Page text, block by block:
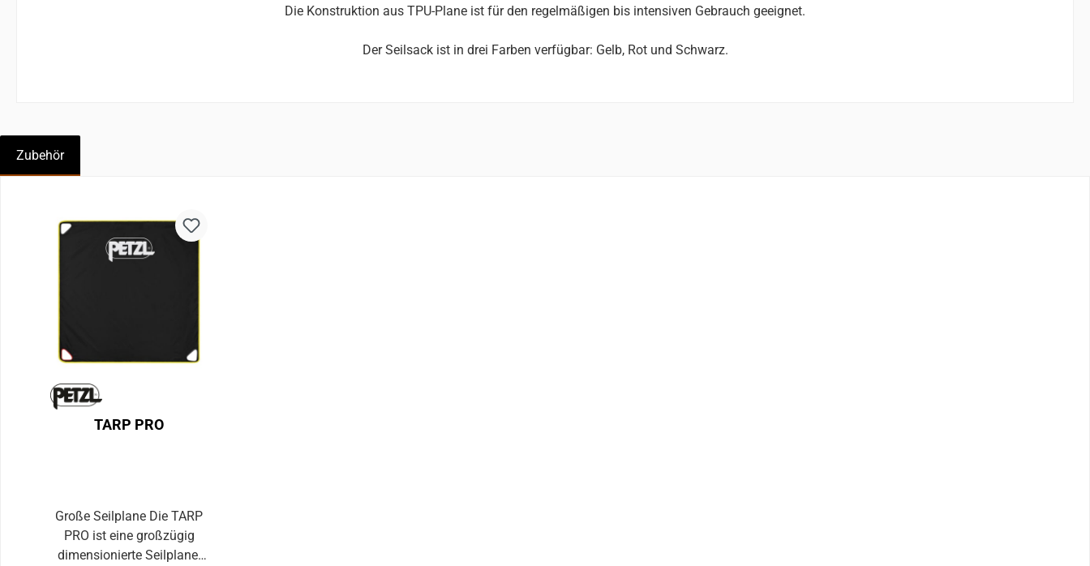
Die Konstruktion aus TPU-Plane ist für den regelmäßigen bis intensiven Gebrauch geeignet.
Der Seilsack ist in drei Farben verfügbar: Gelb, Rot und Schwarz.
Zubehör
TARP PRO
Große Seilplane Die TARP
PRO ist eine großzügig
dimensionierte Seilplane.